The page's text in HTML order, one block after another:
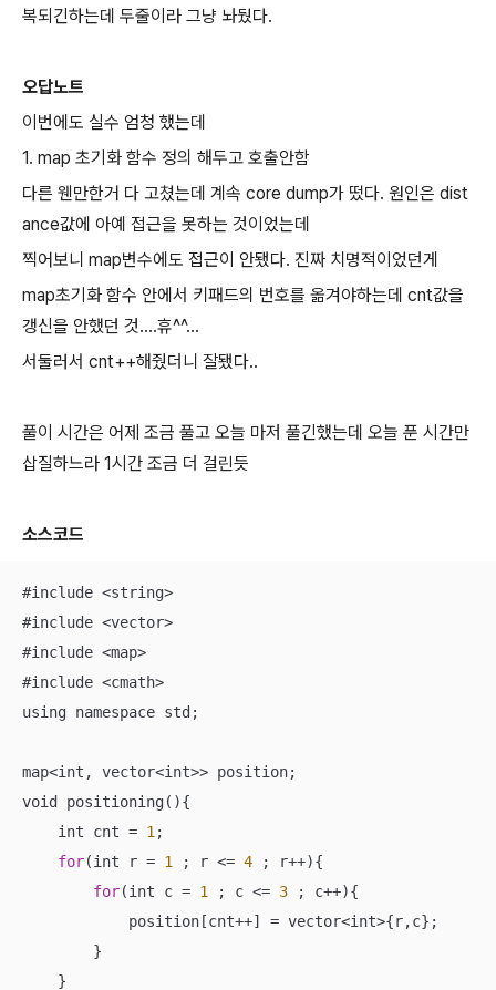
복되긴하는데 두줄이라 그냥 놔뒀다.
오답노트
이번에도 실수 엄청 했는데
1. map 초기화 함수 정의 해두고 호출안함
다른 웬만한거 다 고쳤는데 계속 core dump가 떴다. 원인은 dist
ance값에 아예 접근을 못하는 것이었는데
찍어보니 map변수에도 접근이 안됐다. 진짜 치명적이었던게
map초기화 함수 안에서 키패드의 번호를 옮겨야하는데 cnt값을
갱신을 안했던 것....휴^^...
서둘러서 cnt++해줬더니 잘됐다..
풀이 시간은 어제 조금 풀고 오늘 마저 풀긴했는데 오늘 푼 시간만
삽질하느라 1시간 조금 더 걸린듯
소스코드
#include <string>
#include <vector>
#include <map>
#include <cmath>
using namespace std;
map<int, vector<int>> position;
void positioning(){
    int cnt
= 1 ;
for(int r = 1 ; r <= 4 ; r++){
for(int c = 1 ; c <= 3 ; c++){
            position[cnt
++] = vector<int>{r,c};
        }
    }